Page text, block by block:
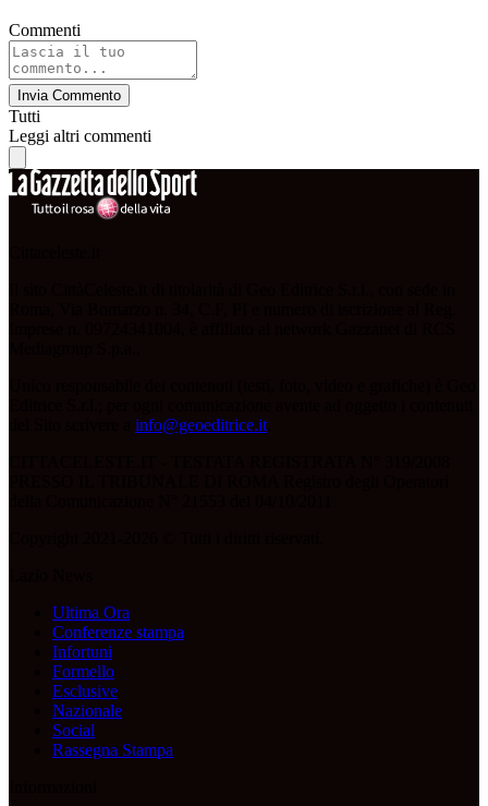
Commenti
Invia Commento
Tutti
Leggi altri commenti
info@geoeditrice.it
Ultima Ora
Conferenze stampa
Infortuni
Formello
Esclusive
Nazionale
Social
Rassegna Stampa